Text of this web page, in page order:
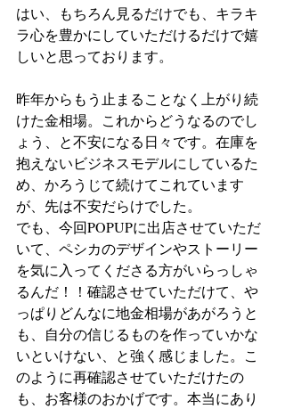
はい、もちろん見るだけでも、キラキ
ラ心を豊かにしていただけるだけで嬉
しいと思っております。
昨年からもう止まることなく上がり続
けた金相場。これからどうなるのでし
ょう、と不安になる日々です。在庫を
抱えないビジネスモデルにしているた
め、かろうじて続けてこれています
が、先は不安だらけでした。
でも、今回POPUPに出店させていただ
いて、ペシカのデザインやストーリー
を気に入ってくださる方がいらっしゃ
るんだ！！確認させていただけて、や
っぱりどんなに地金相場があがろうと
も、自分の信じるものを作っていかな
いといけない、と強く感じました。こ
のように再確認させていただけたの
も、お客様のおかげです。本当にあり